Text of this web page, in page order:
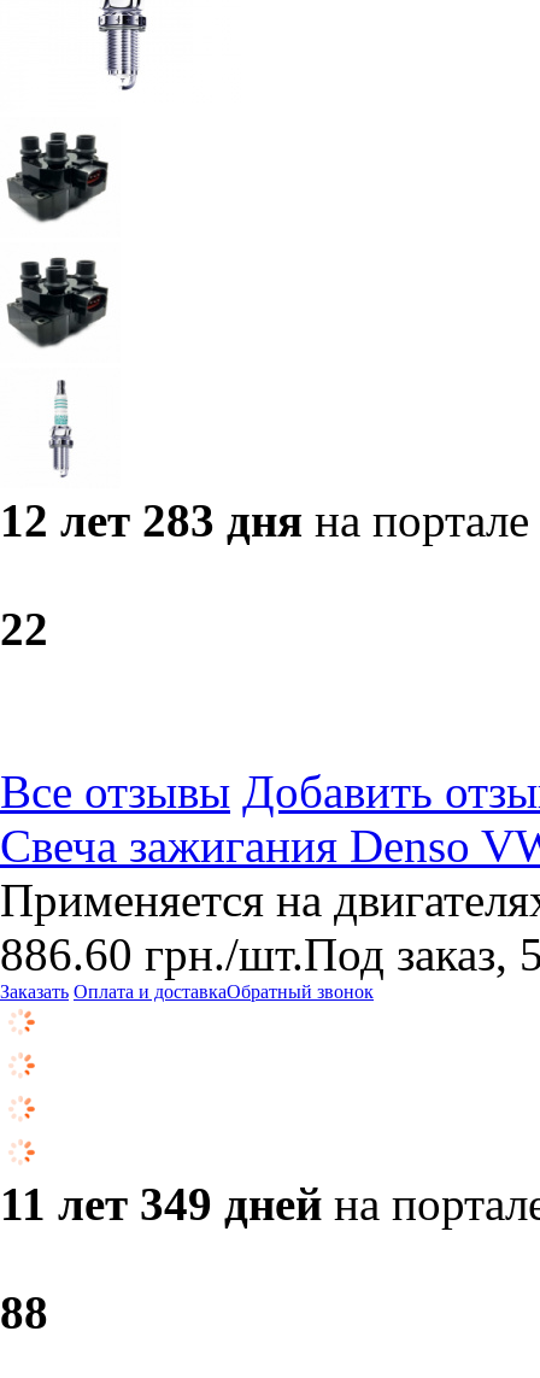
12 лет 283 дня на портале
22
Все отзывы Добавить
Свеча зажигания Denso
Применяется на
886.60 грн./шт.Под заказ,
Заказать Оплата и доставкаОбратный звонок
11 лет 349 дней на
88